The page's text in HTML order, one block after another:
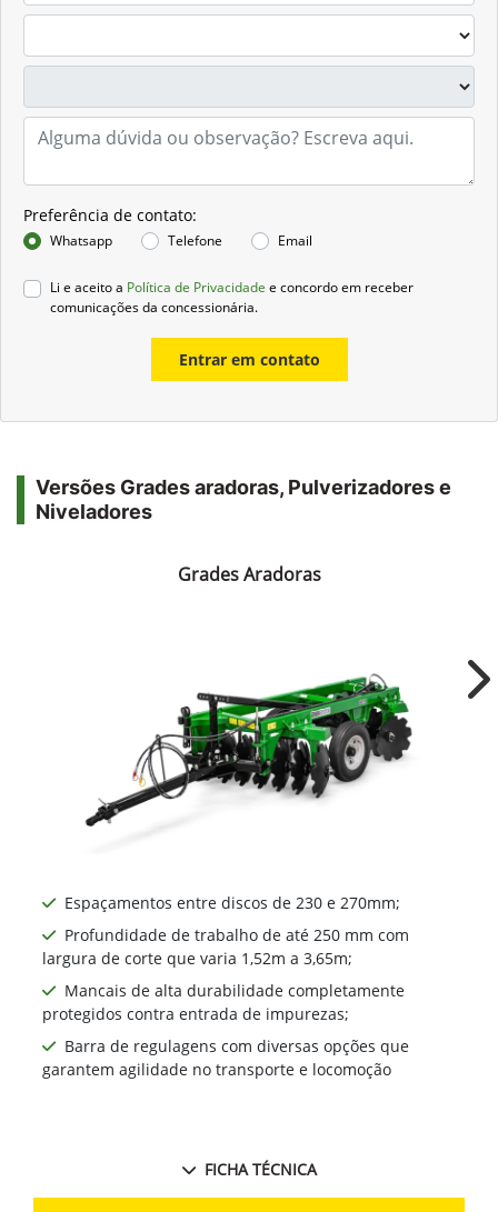
Preferência de contato:
Whatsapp Telefone Email
Li e aceito a Política de Privacidade e concordo em receber
comunicações da concessionária.
Entrar em contato
Versões Grades aradoras, Pulverizadores e
Niveladores
Grades Aradoras
Espaçamentos entre discos de 230 e 270mm​;
Profundidade de trabalho de até 250 mm com
largura de corte que varia 1,52m a 3,65m;
Mancais de alta durabilidade completamente
protegidos contra entrada de impurezas;
Barra de regulagens com diversas opções que
garantem agilidade no transporte e locomoção
FICHA TÉCNICA